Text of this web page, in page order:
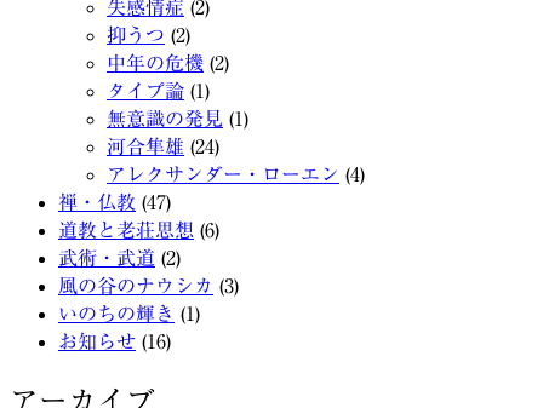
失感情症 (2)
抑うつ (2)
中年の危機 (2)
タイプ論 (1)
無意識の発見 (1)
河合隼雄 (24)
アレクサンダー・ローエン (4)
禅・仏教 (47)
道教と老荘思想 (6)
武術・武道 (2)
風の谷のナウシカ (3)
いのちの輝き (1)
お知らせ (16)
アーカイブ